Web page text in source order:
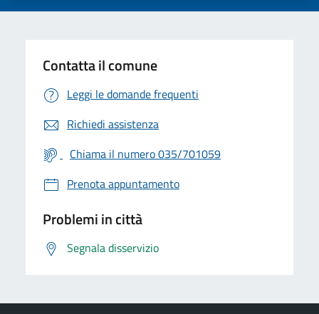
Contatta il comune
Leggi le domande frequenti
Richiedi assistenza
Chiama il numero 035/701059
Prenota appuntamento
Problemi in città
Segnala disservizio